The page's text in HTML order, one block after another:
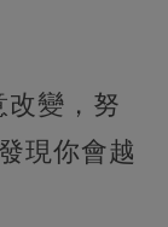
改變，努
現你會越